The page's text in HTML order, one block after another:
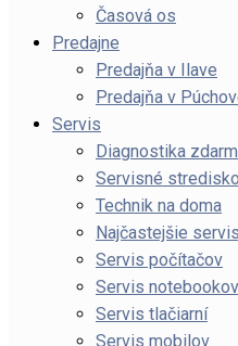
Časová os
Predajne
Predajňa v Ilave
Predajňa v
Servis
Diagnostika
Servisné stredisko
Technik na doma
Najčastejšie
Servis počítačov
Servis notebookov
Servis tlačiarní
Servis mobilov